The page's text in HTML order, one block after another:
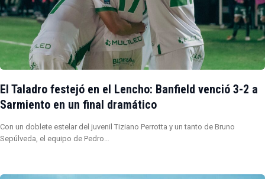
El Taladro festejó en el Lencho: Banfield venció 3-2 a
Sarmiento en un final dramático
Con un doblete estelar del juvenil Tiziano Perrotta y un tanto de Bruno
Sepúlveda, el equipo de Pedro…